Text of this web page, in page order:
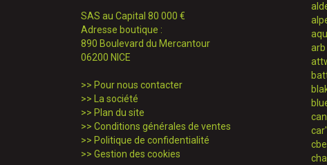
SAS au Capital 80 000 €
Adresse boutique :
890 Boulevard du Mercantour
06200 NICE
>> Pour nous contacter
>> La société
>> Plan du site
>> Conditions générales de ventes
>> Politique de confidentialité
>> Gestion des cookies
arb
can
cbe